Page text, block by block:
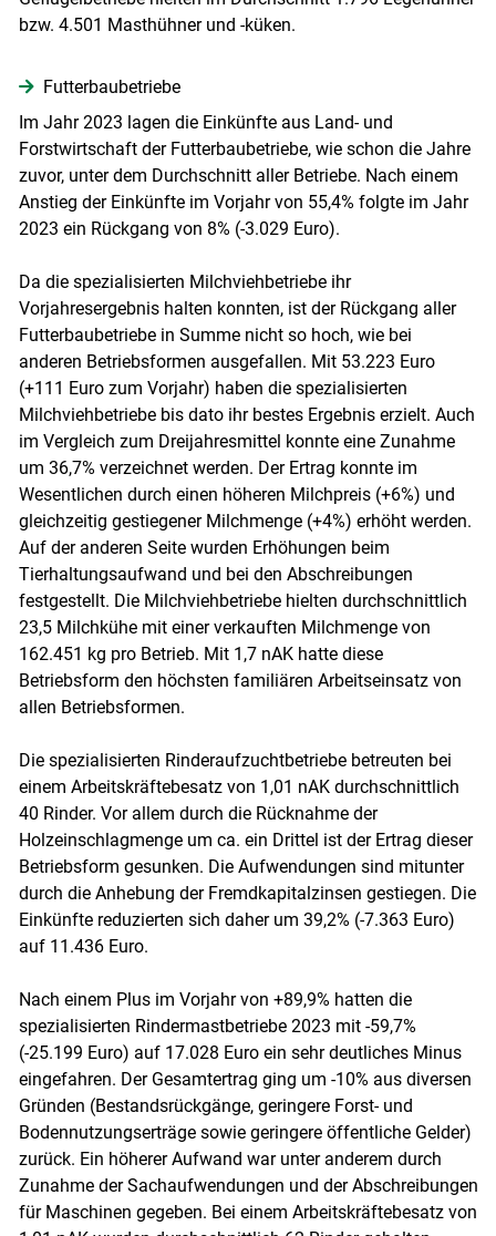
bzw. 4.501 Masthühner und -küken.
Futterbaubetriebe
Im Jahr 2023 lagen die Einkünfte aus Land- und
Forstwirtschaft der Futterbaubetriebe, wie schon die Jahre
zuvor, unter dem Durchschnitt aller Betriebe. Nach einem
Anstieg der Einkünfte im Vorjahr von 55,4% folgte im Jahr
2023 ein Rückgang von 8% (-3.029 Euro).
Da die spezialisierten Milchviehbetriebe ihr
Vorjahresergebnis halten konnten, ist der Rückgang aller
Futterbaubetriebe in Summe nicht so hoch, wie bei
anderen Betriebsformen ausgefallen. Mit 53.223 Euro
(+111 Euro zum Vorjahr) haben die spezialisierten
Milchviehbetriebe bis dato ihr bestes Ergebnis erzielt. Auch
im Vergleich zum Dreijahresmittel konnte eine Zunahme
um 36,7% verzeichnet werden. Der Ertrag konnte im
Wesentlichen durch einen höheren Milchpreis (+6%) und
gleichzeitig gestiegener Milchmenge (+4%) erhöht werden.
Auf der anderen Seite wurden Erhöhungen beim
Tierhaltungsaufwand und bei den Abschreibungen
festgestellt. Die Milchviehbetriebe hielten durchschnittlich
23,5 Milchkühe mit einer verkauften Milchmenge von
162.451 kg pro Betrieb. Mit 1,7 nAK hatte diese
Betriebsform den höchsten familiären Arbeitseinsatz von
allen Betriebsformen.
Die spezialisierten Rinderaufzuchtbetriebe betreuten bei
einem Arbeitskräftebesatz von 1,01 nAK durchschnittlich
40 Rinder. Vor allem durch die Rücknahme der
Holzeinschlagmenge um ca. ein Drittel ist der Ertrag dieser
Betriebsform gesunken. Die Aufwendungen sind mitunter
durch die Anhebung der Fremdkapitalzinsen gestiegen. Die
Einkünfte reduzierten sich daher um 39,2% (-7.363 Euro)
auf 11.436 Euro.
Nach einem Plus im Vorjahr von +89,9% hatten die
spezialisierten Rindermastbetriebe 2023 mit -59,7%
(-25.199 Euro) auf 17.028 Euro ein sehr deutliches Minus
eingefahren. Der Gesamtertrag ging um -10% aus diversen
Gründen (Bestandsrückgänge, geringere Forst- und
Bodennutzungserträge sowie geringere öffentliche Gelder)
zurück. Ein höherer Aufwand war unter anderem durch
Zunahme der Sachaufwendungen und der Abschreibungen
für Maschinen gegeben. Bei einem Arbeitskräftebesatz von